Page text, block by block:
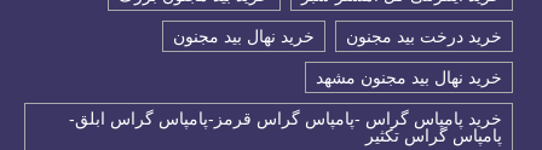
خرید درخت بید مجنون خرید نهال بید مجنون
خرید نهال بید مجنون مشهد
خرید پامپاس گراس -پامپاس گراس قرمز-پامپاس گراس ابلق-
پامپاس گراس تکثیر